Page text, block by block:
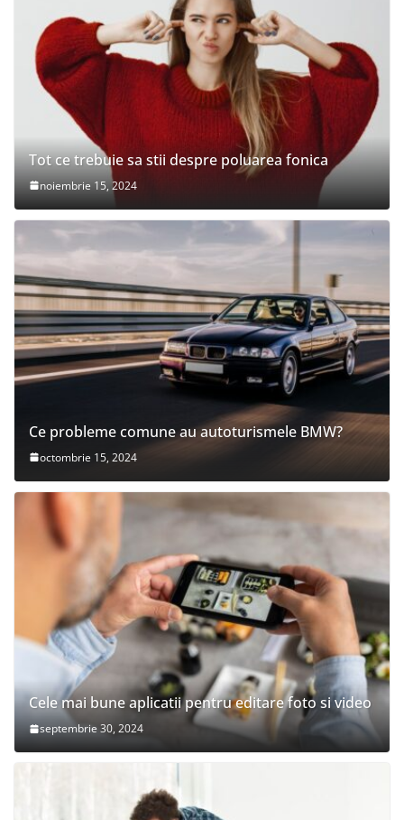
Tot ce trebuie sa stii despre poluarea fonica
noiembrie 15, 2024
Ce probleme comune au autoturismele BMW?
octombrie 15, 2024
Cele mai bune aplicatii pentru editare foto si video
septembrie 30, 2024